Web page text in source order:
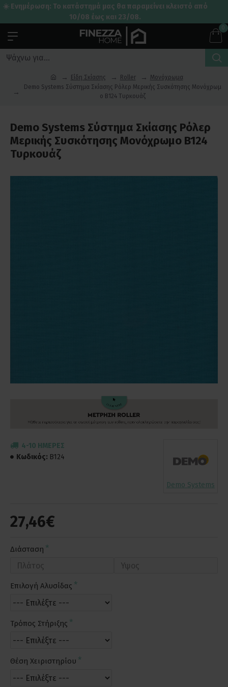
☀️ Ενημέρωση: Το κατάστημά μας θα παραμείνει κλειστό από
10/08 έως και 23/08.
0
Είδη Σκίασης Roller
Μονόχρωμα
Demo Systems Σύστημα Σκίασης Ρόλερ Μερικής Συσκότησης Μονόχρωμ
ο B124 Τυρκουάζ
Demo Systems Σύστημα Σκίασης Ρόλερ
Μερικής Συσκότησης Μονόχρωμο B124
Τυρκουάζ
27,46€
4-10 ΗΜΈΡΕΣ
Κωδικός: B124
Demo Systems
Διάσταση
Επιλογή Αλυσίδας
Τρόπος Στήριξης
Θέση Χειριστηρίου